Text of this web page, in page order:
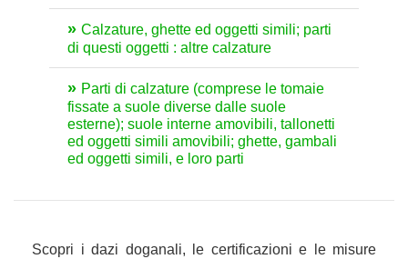
Calzature, ghette ed oggetti simili; parti
di questi oggetti : altre calzature
Parti di calzature (comprese le tomaie
fissate a suole diverse dalle suole
esterne); suole interne amovibili, tallonetti
ed oggetti simili amovibili; ghette, gambali
ed oggetti simili, e loro parti
Scopri i dazi doganali, le certificazioni e le misure